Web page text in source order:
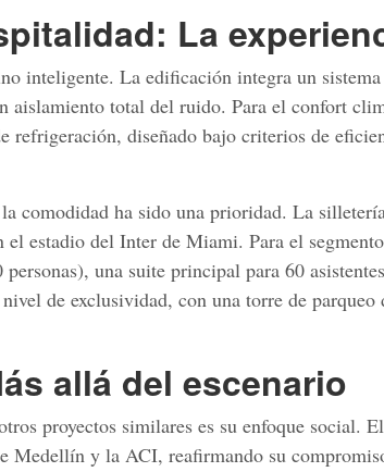
La
inteligente. La edificación integra un
aislamiento total del ruido. Para el confort
refrigeración, diseñado bajo criterios de
comodidad ha sido una prioridad. La
el estadio del Inter de Miami. Para el
una suite principal para 60
de exclusividad, con una torre de
allá del escenario
proyectos similares es su enfoque social.
Medellín y la ACI, reafirmando su